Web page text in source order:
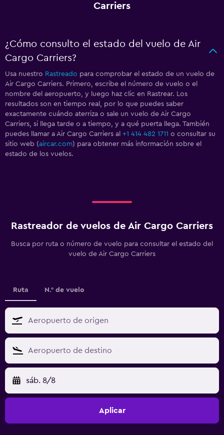
Carriers
¿Cómo consulto el estado del vuelo de Air
Cargo Carriers?
Usa nuestro Rastreado para comprobar el estado de un vuelo de
Air Cargo Carriers. Primero, escribe el número de vuelo o el
nombre del aeropuerto, y luego haz clic en Rastrear. Los
resultados son en tiempo real, por lo que puedes saber
exactamente cuándo aterriza o sale un vuelo de Air Cargo
Carriers, si llega tarde o a tiempo, y a qué puerta llega. También
puedes llamar a Air Cargo Carriers al +1 414 482 1711 o consultar su
sitio web (aircar.com) para obtener más información sobre el
estado de los vuelos.
Rastreador de vuelos de Air Cargo Carriers
Busca por ruta o número de vuelo para consultar el estado del
vuelo de Air Cargo Carriers
Ruta N.° de vuelo
sáb. 8/8
Aplicar